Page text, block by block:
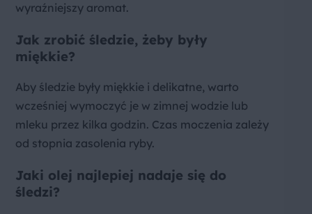
wyraźniejszy aromat.
Jak zrobić śledzie, żeby były
miękkie?
Aby śledzie były miękkie i delikatne, warto
wcześniej wymoczyć je w zimnej wodzie lub
mleku przez kilka godzin. Czas moczenia zależy
od stopnia zasolenia ryby.
Jaki olej najlepiej nadaje się do
śledzi?